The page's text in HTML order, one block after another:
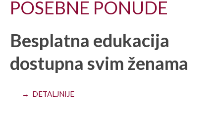
POSEBNE PONUDE
Besplatna edukacija
dostupna svim ženama
→ DETALJNIJE